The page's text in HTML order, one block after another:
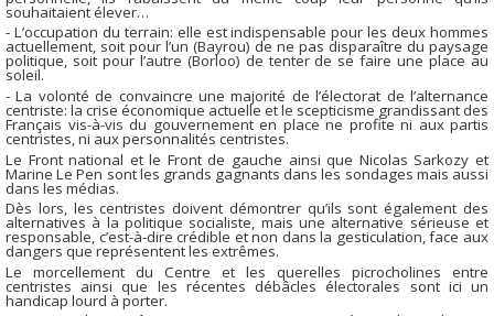
souhaitaient élever…
- L’occupation du terrain: elle est indispensable pour les deux hommes
actuellement, soit pour l’un (Bayrou) de ne pas disparaître du paysage
politique, soit pour l’autre (Borloo) de tenter de se faire une place au
soleil.
- La volonté de convaincre une majorité de l’électorat de l’alternance
centriste: la crise économique actuelle et le scepticisme grandissant des
Français vis-à-vis du gouvernement en place ne profite ni aux partis
centristes, ni aux personnalités centristes.
Le Front national et le Front de gauche ainsi que Nicolas Sarkozy et
Marine Le Pen sont les grands gagnants dans les sondages mais aussi
dans les médias.
Dès lors, les centristes doivent démontrer qu’ils sont également des
alternatives à la politique socialiste, mais une alternative sérieuse et
responsable, c’est-à-dire crédible et non dans la gesticulation, face aux
dangers que représentent les extrêmes.
Le morcellement du Centre et les querelles picrocholines entre
centristes ainsi que les récentes débâcles électorales sont ici un
handicap lourd à porter.